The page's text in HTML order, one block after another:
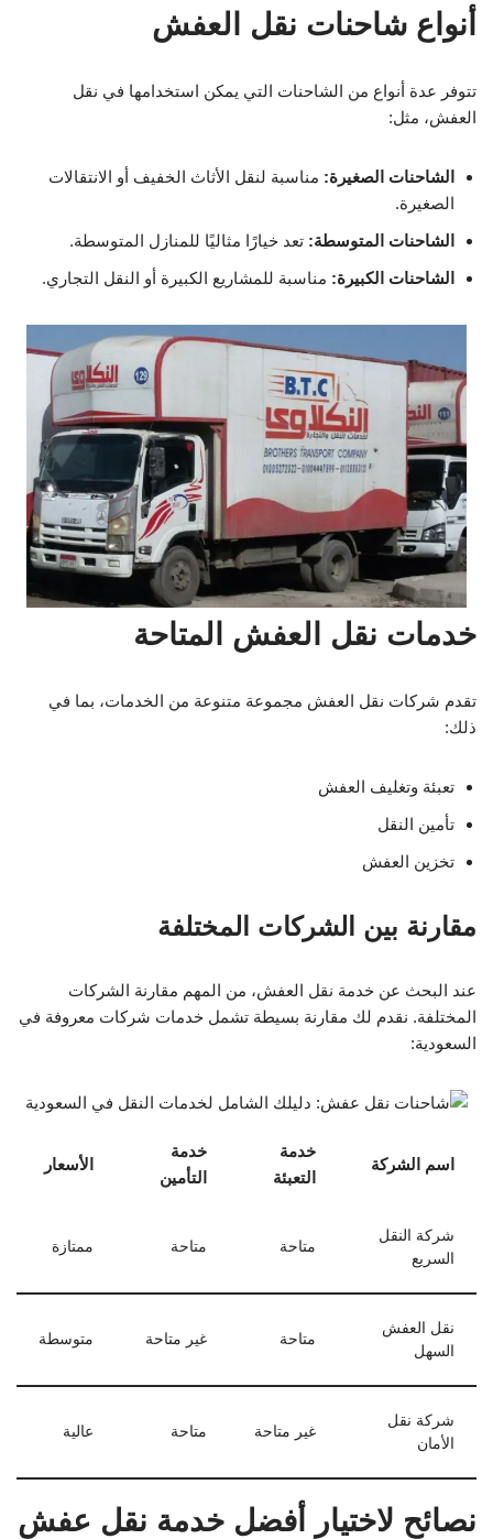
أنواع شاحنات نقل العفش
تتوفر عدة أنواع من الشاحنات التي يمكن استخدامها في نقل
العفش، مثل:
الشاحنات الصغيرة: مناسبة لنقل الأثاث الخفيف أو الانتقالات
الصغيرة.
الشاحنات المتوسطة: تعد خيارًا مثاليًا للمنازل المتوسطة.
الشاحنات الكبيرة: مناسبة للمشاريع الكبيرة أو النقل التجاري.
خدمات نقل العفش المتاحة
تقدم شركات نقل العفش مجموعة متنوعة من الخدمات، بما في
ذلك:
تعبئة وتغليف العفش
تأمين النقل
تخزين العفش
مقارنة بين الشركات المختلفة
عند البحث عن خدمة نقل العفش، من المهم مقارنة الشركات
المختلفة. نقدم لك مقارنة بسيطة تشمل خدمات شركات معروفة في
السعودية:
اسم الشركة
خدمة
التعبئة
خدمة
التأمين
الأسعار
شركة النقل
السريع
متاحة متاحة ممتازة
نقل العفش
السهل
متاحة غير متاحة متوسطة
شركة نقل
الأمان
غير متاحة متاحة عالية
نصائح لاختيار أفضل خدمة نقل عفش